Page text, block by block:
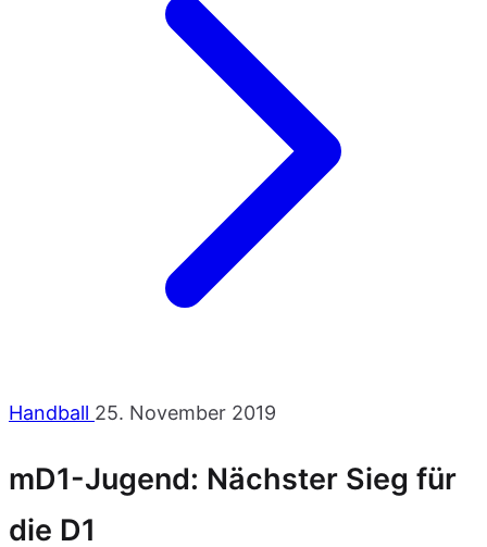
Handball 25. November 2019
mD1-Jugend: Nächster Sieg für
die D1